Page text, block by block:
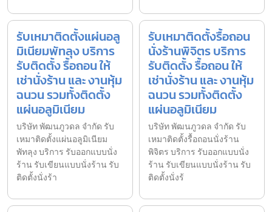
รับเหมาติดตั้งแผ่นอลู
มิเนียมพัทลุง บริการ
รับติดตั้ง รื้อถอน ให้
เช่านั่งร้าน และ งานหุ้ม
ฉนวน รวมทั้งติดตั้ง
แผ่นอลูมิเนียม
บริษัท พัฒนภูวดล จำกัด รับ
เหมาติดตั้งแผ่นอลูมิเนียม
พัทลุง บริการ รับออกแบบนั่ง
ร้าน รับเขียนแบบนั่งร้าน รับ
ติดตั้งนั่งร้า
รับเหมาติดตั้งรื้อถอน
นั่งร้านพิจิตร บริการ
รับติดตั้ง รื้อถอน ให้
เช่านั่งร้าน และ งานหุ้ม
ฉนวน รวมทั้งติดตั้ง
แผ่นอลูมิเนียม
บริษัท พัฒนภูวดล จำกัด รับ
เหมาติดตั้งรื้อถอนนั่งร้าน
พิจิตร บริการ รับออกแบบนั่ง
ร้าน รับเขียนแบบนั่งร้าน รับ
ติดตั้งนั่งร้